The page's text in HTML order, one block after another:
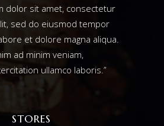
dolor sit amet, consectetur
sed do eiusmod tempor
et dolore magna aliqua.
ad minim veniam,
ullamco laboris.”
STORES